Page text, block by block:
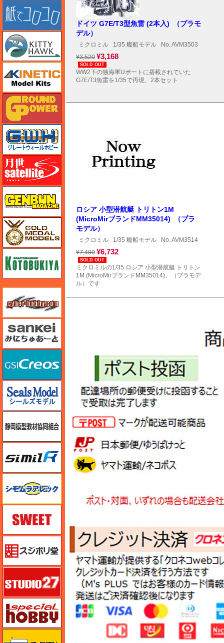
ドイツ G7E/T3型魚雷 (2本入) （プラモ
デル）
ミクロミル 1/35 艦船モデル No. AVM3503
¥3,520 ¥3,168
SOLD OUT
WW2下の独海軍Uボートに搭載されていた
G7E/T3魚雷を1/35で再現、2本セット
ロシア 小型潜航艇 トリトン1M
(MicroMirブランドMM35014) （プラ
モデル）
ミクロミル 1/35 艦船モデル No. AVM3514
¥7,480 ¥6,732
SOLD OUT
ミクロミルの1/35 ロシア 小型潜航艇 トリトン
1M (MicroMirブランドMM35014)、（プラモデ
ル）です
紙でコロコロ
キティホーク
キネテック
月世 サテライトツールス
ゴールドメダルモデルズ
コトブキヤ
GSIクレオス
シールズモデル
静岡模型協同組合
シミラー（similR）
スジボリ堂
スタジオ27・タブデザイン
スペシャルホビー
ズベズダ（Zvezda）